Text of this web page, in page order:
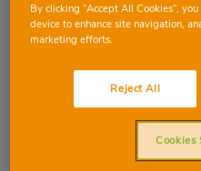
By clicking “Accept All Cookies”,
device to enhance site navigation,
marketing efforts.
Reject All
Cookies